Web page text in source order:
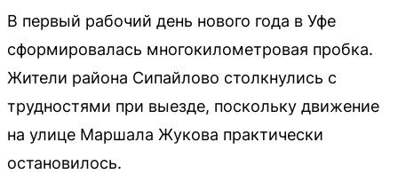
В первый рабочий день нового года в Уфе
сформировалась многокилометровая пробка.
Жители района Сипайлово столкнулись с
трудностями при выезде, поскольку движение
на улице Маршала Жукова практически
остановилось.